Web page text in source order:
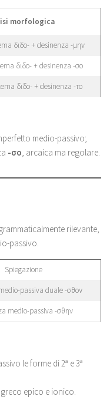
morfologica
διδο- + desinenza -μην
διδο- + desinenza -σο
διδο- + desinenza -το
medio-passivo;
-σο, arcaica ma regolare.
rilevante,
passivo.
Spiegazione
passiva duale -σθον
medio-passiva -σθην
le forme di 2ª e 3ª
epico e ionico.